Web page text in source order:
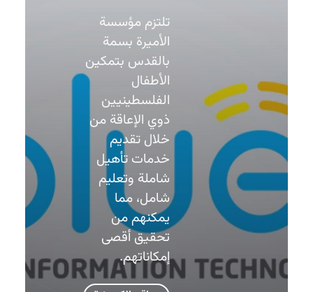
تلتزم مؤسسة
الأميرة بسمة
بالقدس بتمكين
الأطفال
الفلسطينيين
ذوي الإعاقة من
خلال تقديم
خدمات تأهيل
شاملة وتعليم
شامل، مما
يمكنهم من
تحقيق أقصى
إمكاناتهم.